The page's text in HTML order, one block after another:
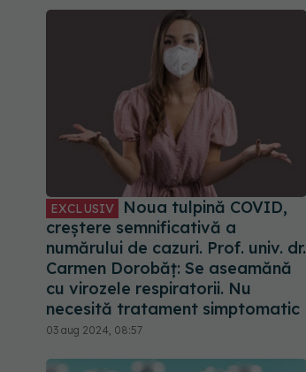
EXCLUSIV
Noua tulpină COVID,
creștere semnificativă a
numărului de cazuri. Prof. univ. dr.
Carmen Dorobăț: Se aseamănă
cu virozele respiratorii. Nu
necesită tratament simptomatic
03 aug 2024, 08:57